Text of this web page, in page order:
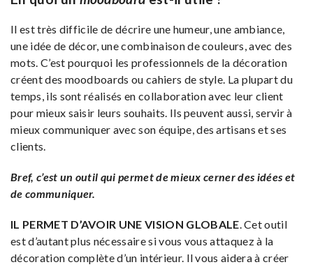
Il est très difficile de décrire une humeur, une ambiance,
une idée de décor, une combinaison de couleurs, avec des
mots. C’est pourquoi les professionnels de la décoration
créent des moodboards ou cahiers de style. La plupart du
temps, ils sont réalisés en collaboration avec leur client
pour mieux saisir leurs souhaits. Ils peuvent aussi, servir à
mieux communiquer avec son équipe, des artisans et ses
clients.
Bref, c’est un outil qui permet de mieux cerner des idées et
de communiquer.
IL PERMET D’AVOIR UNE VISION GLOBALE. Cet outil
est d’autant plus nécessaire si vous vous attaquez à la
décoration complète d’un intérieur. Il vous aidera à créer